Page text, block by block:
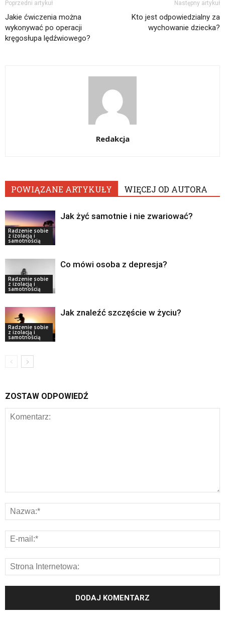
Poprzedni artykuł
Jakie ćwiczenia można
wykonywać po operacji
kręgosłupa lędźwiowego?
Następny artykuł
Kto jest odpowiedzialny za
wychowanie dziecka?
Redakcja
POWIĄZANE ARTYKUŁY WIĘCEJ OD AUTORA
Radzenie sobie
z izolacją i
samotnością
Jak żyć samotnie i nie zwariować?
Radzenie sobie
z izolacją i
samotnością
Co mówi osoba z depresja?
Radzenie sobie
z izolacją i
samotnością
Jak znaleźć szczęście w życiu?
ZOSTAW ODPOWIEDŹ